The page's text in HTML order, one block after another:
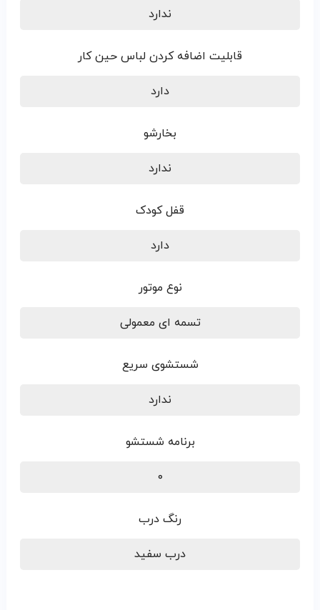
ندارد
قابلیت اضافه کردن لباس حین کار
دارد
بخارشو
ندارد
قفل کودک
دارد
نوع موتور
تسمه ای معمولی
شستشوی سریع
ندارد
برنامه شستشو
۰
رنگ درب
درب سفید